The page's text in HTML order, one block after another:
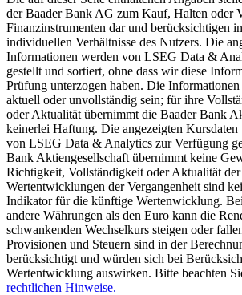
der Baader Bank AG zum Kauf, Halten oder
Finanzinstrumenten dar und berücksichtigen
individuellen Verhältnisse des Nutzers. Die
Informationen werden von LSEG Data &
gestellt und sortiert, ohne dass wir diese
Prüfung unterzogen haben. Die
aktuell oder unvollständig sein; für ihre
oder Aktualität übernimmt die Baader Bank
keinerlei Haftung. Die angezeigten Kursdaten
von LSEG Data & Analytics zur Verfügung
Bank Aktiengesellschaft übernimmt keine
Richtigkeit, Vollständigkeit oder Aktualität
Wertentwicklungen der Vergangenheit sind
Indikator für die künftige Wertenwicklung.
andere Währungen als den Euro kann die
schwankenden Wechselkurs steigen oder
Provisionen und Steuern sind in der
berücksichtigt und würden sich bei
Wertentwicklung auswirken. Bitte beachten
rechtlichen Hinweise.